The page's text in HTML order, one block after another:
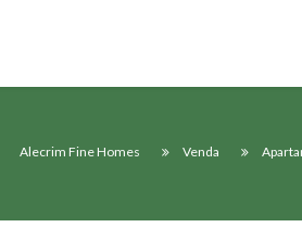
Alecrim Fine Homes Venda